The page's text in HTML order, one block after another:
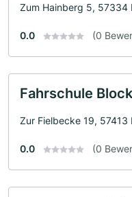
Zum Hainberg 5, 57334
0.0 (0
Fahrschule
Zur Fielbecke 19, 57413
0.0 (0